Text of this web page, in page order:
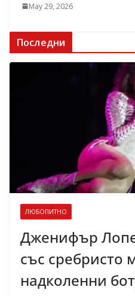
May 29, 2026
Последни
ЛЮБОПИТНО
Дженифър
със сребристо
надколенни